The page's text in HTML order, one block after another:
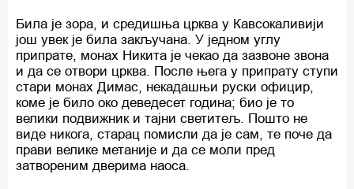
Била је зора, и средишња црква у Кавсокаливији
још увек је била закључана. У једном углу
припрате, монах Никита је чекао да зазвоне звона
и да се отвори црква. После њега у припрату ступи
стари монах Димас, некадашњи руски официр,
коме је било око деведесет година; био је то
велики подвижник и тајни светитељ. Пошто не
виде никога, старац помисли да је сам, те поче да
прави велике метаније и да се моли пред
затвореним дверима наоса.